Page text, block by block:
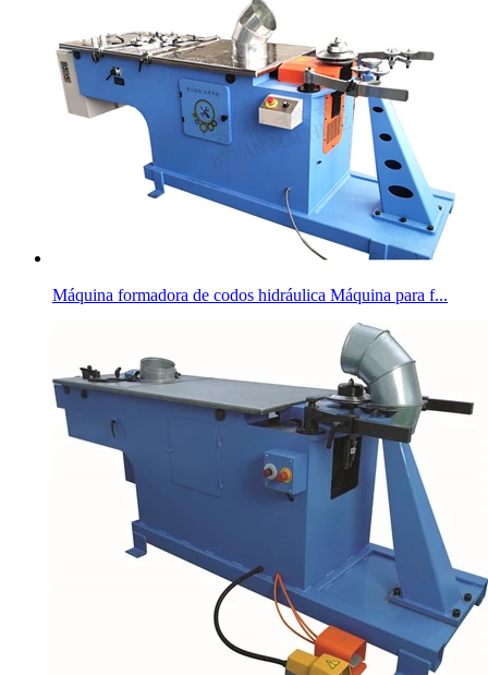
Máquina formadora de codos hidráulica Máquina para f...